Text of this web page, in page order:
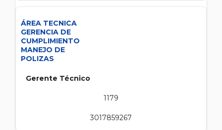
ÁREA TECNICA
GERENCIA DE
CUMPLIMIENTO
MANEJO DE
POLIZAS
Gerente Técnico
1179
3017859267